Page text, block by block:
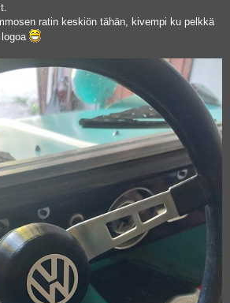
ratin keskiön tähän, kivempi ku pelkkä